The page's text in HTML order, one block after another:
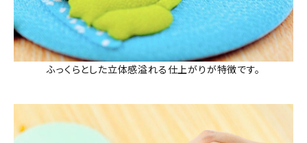
ふっくらとした立体感溢れる仕上がりが特徴です。